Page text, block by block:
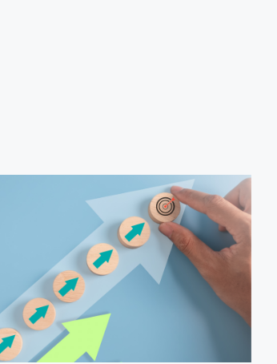
sofrer alteração de dados e horário e os
avisados ​​antecipadamente.
se o direito de não realizar o curso
o número mínimo de 20 inscritos.
Ravaglia